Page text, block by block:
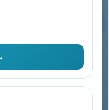
Vous trouverez pour
d'utilisation du